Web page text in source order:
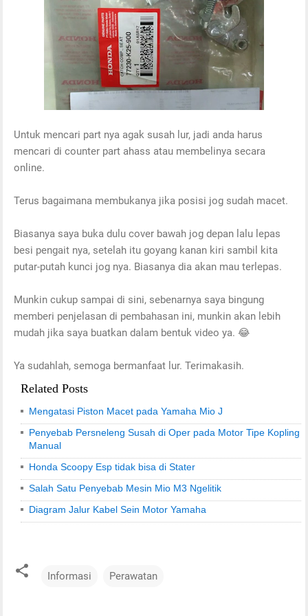
Untuk mencari part nya agak susah lur, jadi anda harus
mencari di counter part ahass atau membelinya secara
online.
Terus bagaimana membukanya jika posisi jog sudah macet.
Biasanya saya buka dulu cover bawah jog depan lalu lepas
besi pengait nya, setelah itu goyang kanan kiri sambil kita
putar-putah kunci jog nya. Biasanya dia akan mau terlepas.
Munkin cukup sampai di sini, sebenarnya saya bingung
memberi penjelasan di pembahasan ini, munkin akan lebih
mudah jika saya buatkan dalam bentuk video ya. 😂
Ya sudahlah, semoga bermanfaat lur. Terimakasih.
Related Posts
Mengatasi Piston Macet pada Yamaha Mio J
Penyebab Persneleng Susah di Oper pada Motor Tipe Kopling
Manual
Honda Scoopy Esp tidak bisa di Stater
Salah Satu Penyebab Mesin Mio M3 Ngelitik
Diagram Jalur Kabel Sein Motor Yamaha
Informasi Perawatan